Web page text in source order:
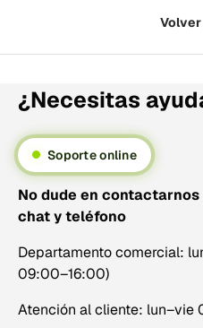
¿Necesitas
Soporte online
No dude en
chat y teléfono
Departamento comercial:
09:00–16:00)
Atención al cliente: lun–vie